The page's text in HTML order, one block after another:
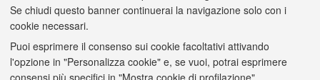
Se chiudi questo banner continuerai la navigazione solo con i
cookie necessari.
Puoi esprimere il consenso sui cookie facoltativi attivando
l'opzione in "Personalizza cookie" e, se vuoi, potrai esprimere
consensi più specifici in "Mostra cookie di profilazione".
2/a(Solo se hai risposto "decisamente no" o "più no che sì") Il
carico di studio è scarso o eccessivo?